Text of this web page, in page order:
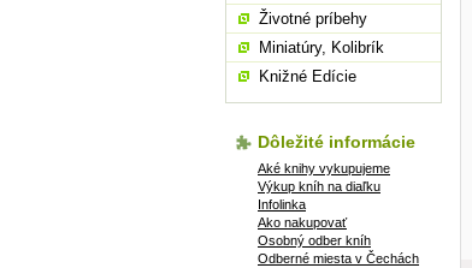
Životné príbehy
Miniatúry, Kolibrík
Knižné Edície
Dôležité informácie
Aké knihy vykupujeme
Výkup kníh na diaľku
Infolinka
Ako nakupovať
Osobný odber kníh
Odberné miesta v Čechách